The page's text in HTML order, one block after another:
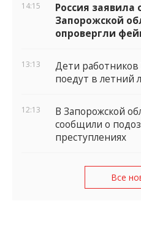
14:15
Россия заявила
Запорожской
опровергли
13:13
Дети
поедут в летний
12:13
В Запорожской
сообщили о
преступлениях
Все